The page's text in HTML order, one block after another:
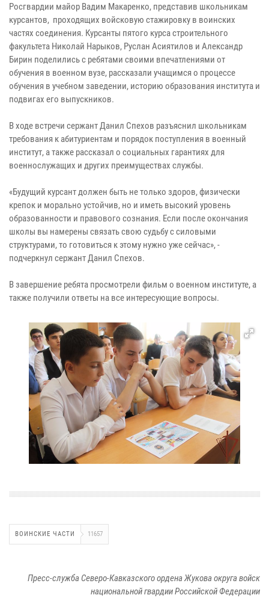
Росгвардии майор Вадим Макаренко, представив школьникам
курсантов, проходящих войсковую стажировку в воинских
частях соединения. Курсанты пятого курса строительного
факультета Николай Нарыков, Руслан Асиятилов и Александр
Бирин поделились с ребятами своими впечатлениями от
обучения в военном вузе, рассказали учащимся о процессе
обучения в учебном заведении, историю образования института и
подвигах его выпускников.
В ходе встречи сержант Данил Спехов разъяснил школьникам
требования к абитуриентам и порядок поступления в военный
институт, а также рассказал о социальных гарантиях для
военнослужащих и других преимуществах службы.
«Будущий курсант должен быть не только здоров, физически
крепок и морально устойчив, но и иметь высокий уровень
образованности и правового сознания. Если после окончания
школы вы намерены связать свою судьбу с силовыми
структурами, то готовиться к этому нужно уже сейчас», -
подчеркнул сержант Данил Спехов.
В завершение ребята просмотрели фильм о военном институте, а
также получили ответы на все интересующие вопросы.
ВОИНСКИЕ ЧАСТИ 11657
Пресс-служба Северо-Кавказского ордена Жукова округа войск
национальной гвардии Российской Федерации